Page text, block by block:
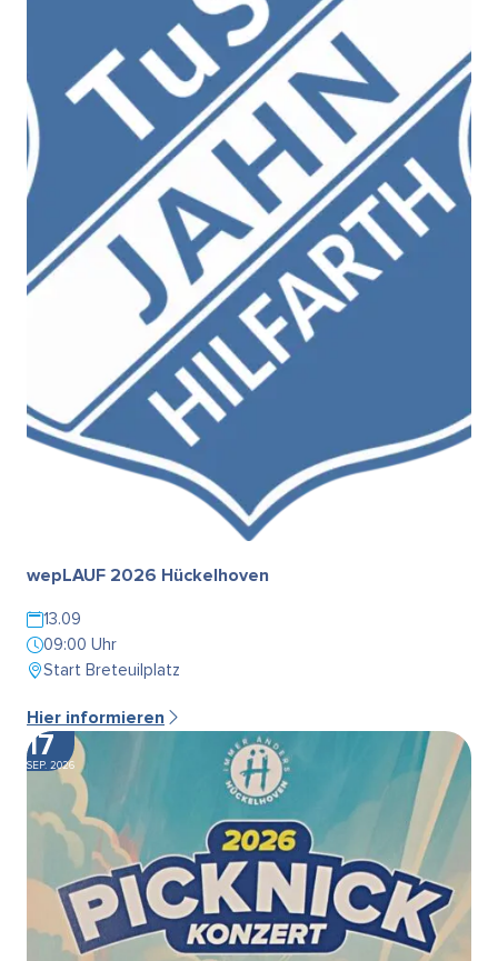
wepLAUF 2026 Hückelhoven
13.09
09:00 Uhr
Start Breteuilplatz
Hier informieren
17
SEP. 2026